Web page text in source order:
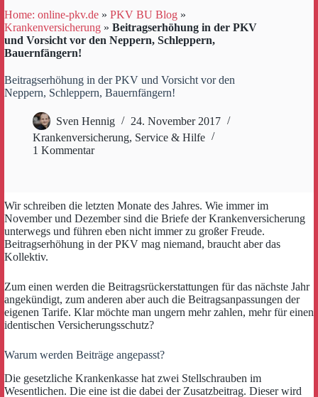
Home: online-pkv.de » PKV BU Blog »
Krankenversicherung » Beitragserhöhung in der PKV
und Vorsicht vor den Neppern, Schleppern,
Bauernfängern!
Beitragserhöhung in der PKV und Vorsicht vor den
Neppern, Schleppern, Bauernfängern!
Sven Hennig
24. November 2017
Krankenversicherung, Service & Hilfe
1 Kommentar
Wir schreiben die letzten Monate des Jahres. Wie immer im
November und Dezember sind die Briefe der Krankenversicherung
unterwegs und führen eben nicht immer zu großer Freude.
Beitragserhöhung in der PKV mag niemand, braucht aber das
Kollektiv.
Zum einen werden die Beitragsrückerstattungen für das nächste Jahr
angekündigt, zum anderen aber auch die Beitragsanpassungen der
eigenen Tarife. Klar möchte man ungern mehr zahlen, mehr für einen
identischen Versicherungsschutz?
Warum werden Beiträge angepasst?
Die gesetzliche Krankenkasse hat zwei Stellschrauben im
Wesentlichen. Die eine ist die dabei der Zusatzbeitrag. Dieser wird